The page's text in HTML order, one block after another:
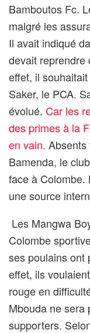
Bamboutos Fc.
malgré les
Il avait indiqué
devait reprendre
effet, il
Saker, le PCA.
évolué. Car les
des primes à la
en vain. Absents
Bamenda, le
face à Colombe.
une source
Les Mangwa
Colombe
ses poulains ont
effet, ils
rouge en
Mbouda ne sera
supporters.